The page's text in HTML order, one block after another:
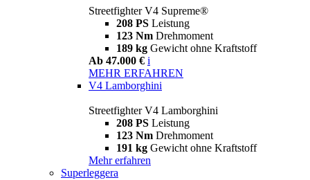
Streetfighter V4 Supreme®
208 PS Leistung
123 Nm Drehmoment
189 kg Gewicht ohne Kraftstoff
Ab 47.000 € i
MEHR ERFAHREN
V4 Lamborghini
Streetfighter V4 Lamborghini
208 PS Leistung
123 Nm Drehmoment
191 kg Gewicht ohne Kraftstoff
Mehr erfahren
Superleggera